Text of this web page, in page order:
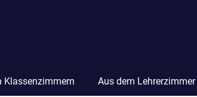
Klassenzimmern Aus dem Lehrerzimmer